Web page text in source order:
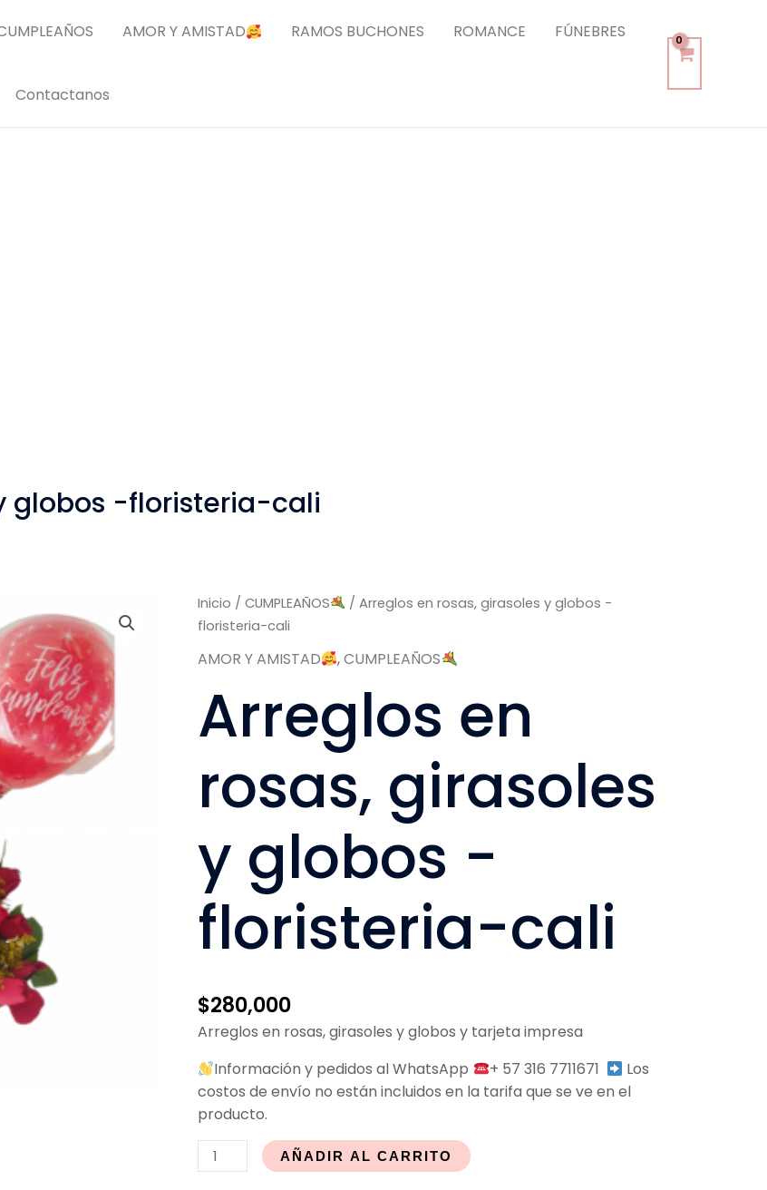
AMOR Y AMISTAD RAMOS BUCHONES ROMANCE FÚNEBRES
Contactanos
globos -floristeria-cali
Inicio /CUMPLEAÑOS
/ Arreglos en rosas, girasoles y globos -
floristeria-cali
AMOR Y AMISTAD ,CUMPLEAÑOS
Arreglos en
rosas, girasoles
y globos -
floristeria-cali
$280,000
Arreglos en rosas, girasoles y globos y tarjeta impresa
Información y pedidos al WhatsApp
+ 57 316 7711671
Los
costos de envío no están incluidos en la tarifa que se ve en el
producto.
Arreglos
en
girasoles
globos
-
cali
cantidad
AÑADIR AL CARRITO